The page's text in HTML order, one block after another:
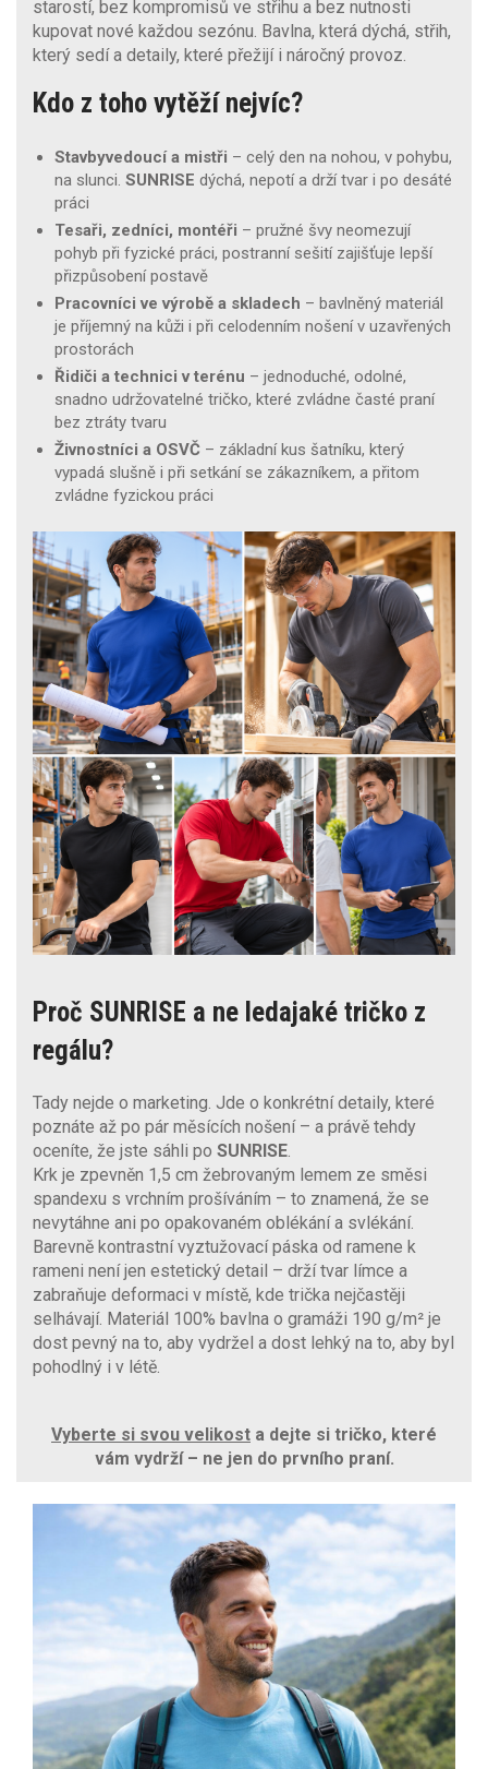
starostí, bez kompromisů ve střihu a bez nutnosti
kupovat nové každou sezónu. Bavlna, která dýchá, střih,
který sedí a detaily, které přežijí i náročný provoz.
Kdo z toho vytěží nejvíc?
Stavbyvedoucí a mistři – celý den na nohou, v pohybu,
na slunci. SUNRISE dýchá, nepotí a drží tvar i po desáté
práci
Tesaři, zedníci, montéři – pružné švy neomezují
pohyb při fyzické práci, postranní sešití zajišťuje lepší
přizpůsobení postavě
Pracovníci ve výrobě a skladech – bavlněný materiál
je příjemný na kůži i při celodenním nošení v uzavřených
prostorách
Řidiči a technici v terénu – jednoduché, odolné,
snadno udržovatelné tričko, které zvládne časté praní
bez ztráty tvaru
Živnostníci a OSVČ – základní kus šatníku, který
vypadá slušně i při setkání se zákazníkem, a přitom
zvládne fyzickou práci
Proč SUNRISE a ne ledajaké tričko z
regálu?
Tady nejde o marketing. Jde o konkrétní detaily, které
poznáte až po pár měsících nošení – a právě tehdy
oceníte, že jste sáhli po SUNRISE
Krk je zpevněn 1,5 cm žebrovaným lemem ze směsi
spandexu s vrchním prošíváním – to znamená, že se
nevytáhne ani po opakovaném oblékání a svlékání.
Barevně kontrastní vyztužovací páska od ramene k
rameni není jen estetický detail – drží tvar límce a
zabraňuje deformaci v místě, kde trička nejčastěji
selhávají. Materiál 100% bavlna o gramáži 190 g/m² je
dost pevný na to, aby vydržel a dost lehký na to, aby byl
pohodlný i v létě.
Vyberte si svou velikost a dejte si tričko, které
vám vydrží – ne jen do prvního praní.